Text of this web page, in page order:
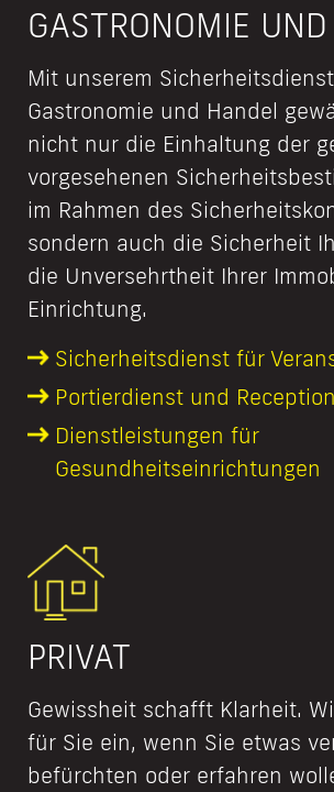
GASTRONOMIE
Mit unserem
Gastronomie und Handel
nicht nur die Einhaltung der
vorgesehenen
im Rahmen des
sondern auch die Sicherheit
die Unversehrtheit Ihrer
Einrichtung.
Sicherheits­dienst für
Portierdienst und
Dienstleistungen für
Gesundheitseinrichtungen
PRIVAT
Gewissheit schafft Klarheit.
für Sie ein, wenn Sie etwas
befürchten oder erfahren